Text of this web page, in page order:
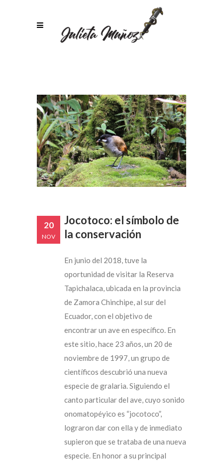
20
NOV
Jocotoco: el símbolo de
la conservación
En junio del 2018, tuve la
oportunidad de visitar la Reserva
Tapichalaca, ubicada en la provincia
de Zamora Chinchipe, al sur del
Ecuador, con el objetivo de
encontrar un ave en específico. En
este sitio, hace 23 años, un 20 de
noviembre de 1997, un grupo de
científicos descubrió una nueva
especie de gralaria. Siguiendo el
canto particular del ave, cuyo sonido
onomatopéyico es “jocotoco”,
lograron dar con ella y de inmediato
supieron que se trataba de una nueva
especie. En honor a su principal